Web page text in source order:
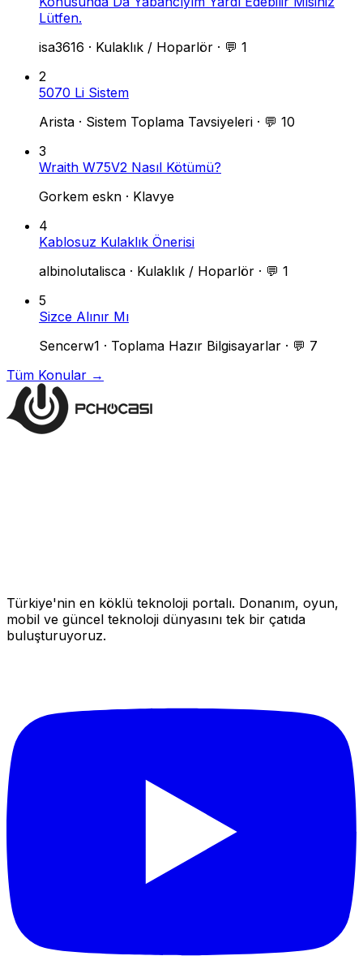
Lütfen.
isa3616 · Kulaklık / Hoparlör · 💬 1
2
5070 Li Sistem
Arista · Sistem Toplama Tavsiyeleri · 💬 10
3
Wraith W75V2 Nasıl Kötümü?
Gorkem eskn · Klavye
4
Kablosuz Kulaklık Önerisi
albinolutalisca · Kulaklık / Hoparlör · 💬 1
5
Sizce Alınır Mı
Sencerw1 · Toplama Hazır Bilgisayarlar · 💬 7
Tüm Konular →
Türkiye'nin en köklü teknoloji portalı. Donanım, oyun,
mobil ve güncel teknoloji dünyasını tek bir çatıda
buluşturuyoruz.